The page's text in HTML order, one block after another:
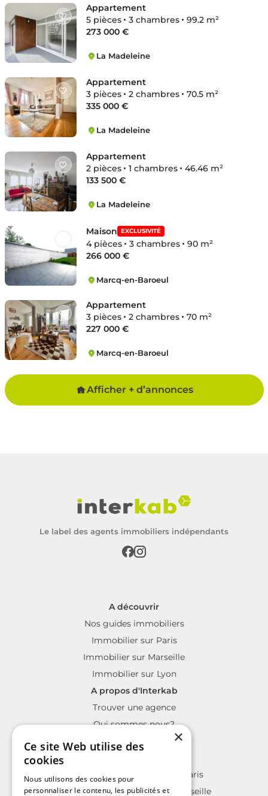
Appartement
5 pièces
3 chambres
99.2 m²
273 000 €
La Madeleine
Appartement
3 pièces
2 chambres
70.5 m²
335 000 €
La Madeleine
Appartement
2 pièces
1 chambres
46.46 m²
133 500 €
La Madeleine
Maison EXCLUSIVITÉ
4 pièces 3 chambres
90 m²
266 000 €
Marcq-en-Baroeul
Appartement
3 pièces
2 chambres
70 m²
227 000 €
Marcq-en-Baroeul
Afficher + d’annonces
Le label des agents immobiliers indépendants
A découvrir
Nos guides immobiliers
Immobilier sur Paris
Immobilier sur Marseille
Immobilier sur Lyon
A propos d'Interkab
Trouver une agence
Qui sommes nous?
La charte Interkab
Annonces immobilières sur Paris
Annonces immobilières sur Marseille
×
Ce site Web utilise des
cookies
Nous utilisons des cookies pour
personnaliser le contenu, les publicités et